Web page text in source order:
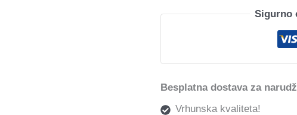
Sigurno
Besplatna dostava za
Vrhunska kvaliteta!